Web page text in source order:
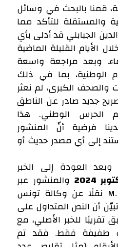
قمنا بالبحث في وسائل
والمستقلة للتأكد مما
الجبابلي قد أدلى بأي
الأيام القليلة الماضية
وبعد مراجعة واسعة
الوطنية، بما في ذلك
والصحف الكبرى، لم نعثر
جديد صادر عن الناطق
الحرس الوطني. هذا
فرضية أنّ المنشور
إلى أي مصدر حديث أو
وبعد العودة إلى الخبر
2024
والمنشور عبر
راديو الحوار M.B نقلًا عن وكالة تونس
تبيّن أن النص المتداول على
للخبر الأصلي، مع
طفيفة فقط. فقد تم